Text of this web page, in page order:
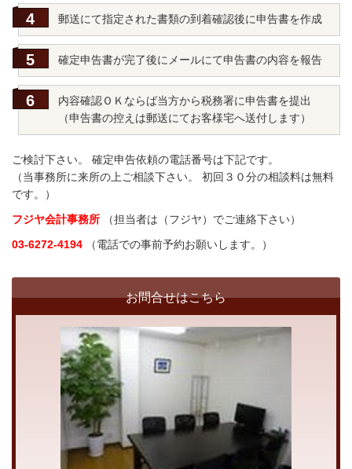
郵送にて指定された書類の到着確認後に申告書を作成
確定申告書が完了後にメールにて申告書の内容を報告
内容確認ＯＫならば当方から税務署に申告書を提出
（申告書の控えは郵送にてお客様宅へ送付します）
ご検討下さい。 確定申告依頼の電話番号は下記です。
（当事務所に来所の上ご相談下さい。 初回３０分の相談料は無料
です。）
フジヤ会計事務所 （担当者は（フジヤ）でご連絡下さい）
03-6272-4194
（電話での事前予約お願いします。）
お問合せはこちら